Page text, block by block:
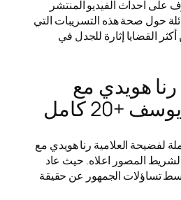
على احداث الفيديو المنتشر
حول صحة هذه التسريبات التي
القضايا إثارة للجدل في
هويدي مع
+20 كامل
لفضيحة العلامية رنا هويدي مع
المصور اعلاه. حيث عاد
تساؤلات الجمهور عن حقيقة